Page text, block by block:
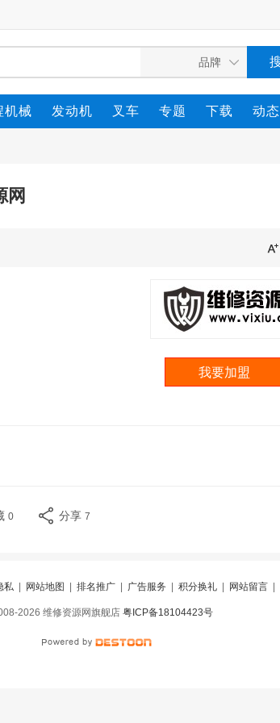
机械 发动机 叉车 专题 下载 动态
网
0 分享 7
私 网站地图 排名推广 广告服务 积分换礼 网站留言
2026 维修资源网旗舰店 粤ICP备18104423号